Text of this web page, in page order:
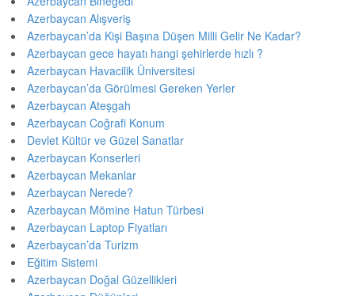
Azerbaycan Alışveriş
Azerbaycan’da Kişi Başına Düşen Milli Gelir Ne Kadar?
Azerbaycan gece hayatı hangi şehirlerde hızlı ?
Azerbaycan Havacilik Üniversitesi
Azerbaycan’da Görülmesi Gereken Yerler
Azerbaycan Ateşgah
Azerbaycan Coğrafi Konum
Devlet Kültür ve Güzel Sanatlar
Azerbaycan Konserleri
Azerbaycan Mekanlar
Azerbaycan Nerede?
Azerbaycan Mömine Hatun Türbesi
Azerbaycan Laptop Fiyatları
Azerbaycan’da Turizm
Eğitim Sistemi
Azerbaycan Doğal Güzellikleri